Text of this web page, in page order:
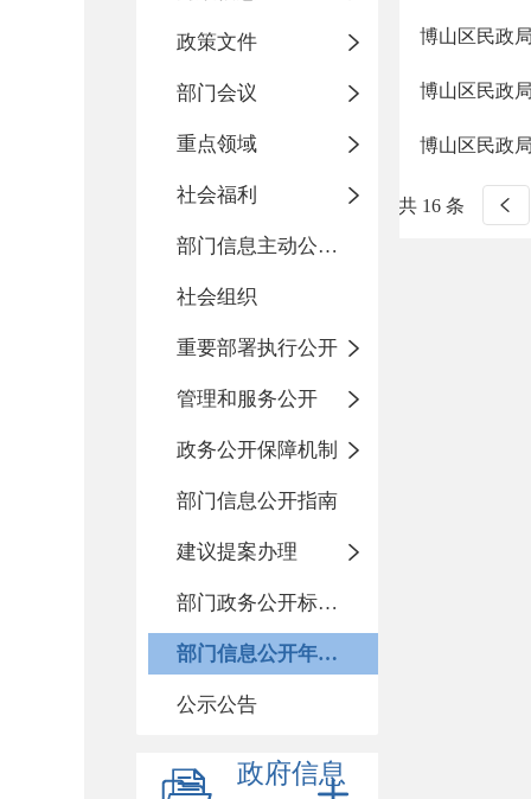
政策文件
部门会议
重点领域
社会福利
部门信息主动公开基本目录
社会组织
重要部署执行公开
管理和服务公开
政务公开保障机制
部门信息公开指南
建议提案办理
部门政务公开标准化目录
部门信息公开年度报告
公示公告
政府信息
博山区民政
博山区民政
博山区民政
共 16 条